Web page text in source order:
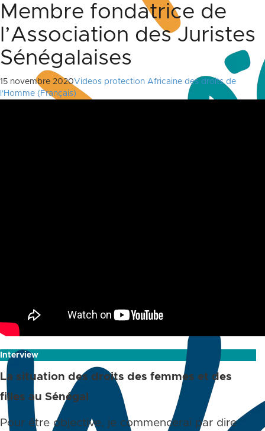
Membre fondatrice de
l’Association des Juristes
Sénégalaises
15 novembre 2020Videos protection Africaine des droits de
l'Homme (Français)
Interview
La situation des droits des femmes et des
filles au Sénégal
Pour être objective, je commencerai par dire